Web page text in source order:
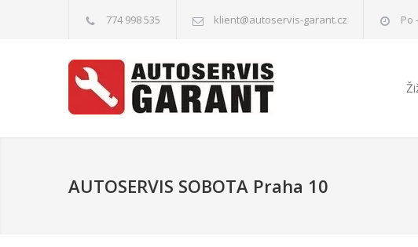
774 998 535 klient@autoservis-garant.cz Po
AUTOSERVIS SOBOTA Praha 10